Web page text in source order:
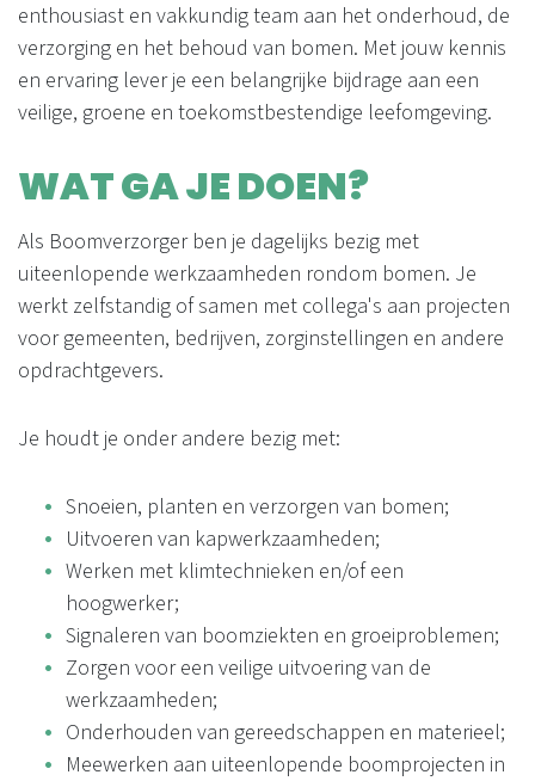
enthousiast en vakkundig team aan het onderhoud, de
verzorging en het behoud van bomen. Met jouw kennis
en ervaring lever je een belangrijke bijdrage aan een
veilige, groene en toekomstbestendige leefomgeving.
WAT GA JE DOEN?
Als Boomverzorger ben je dagelijks bezig met
uiteenlopende werkzaamheden rondom bomen. Je
werkt zelfstandig of samen met collega's aan projecten
voor gemeenten, bedrijven, zorginstellingen en andere
opdrachtgevers.
Je houdt je onder andere bezig met:
Snoeien, planten en verzorgen van bomen;
Uitvoeren van kapwerkzaamheden;
Werken met klimtechnieken en/of een
hoogwerker;
Signaleren van boomziekten en groeiproblemen;
Zorgen voor een veilige uitvoering van de
werkzaamheden;
Onderhouden van gereedschappen en materieel;
Meewerken aan uiteenlopende boomprojecten in